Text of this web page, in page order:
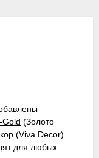
Gold (Золото
(Viva Decor).
для любых